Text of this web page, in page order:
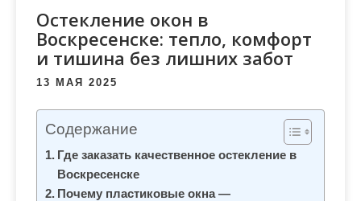
Остекление окон в
Воскресенске: тепло, комфорт
и тишина без лишних забот
13 МАЯ 2025
Содержание
Где заказать качественное остекление в
Воскресенске
Почему пластиковые окна —